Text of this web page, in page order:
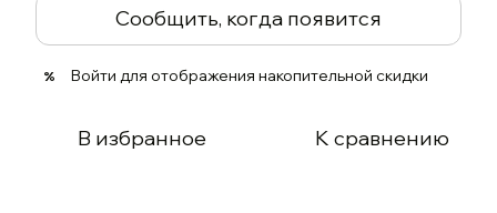
Сообщить, когда появится
% Войти для отображения накопительной скидки
В избранное К сравнению